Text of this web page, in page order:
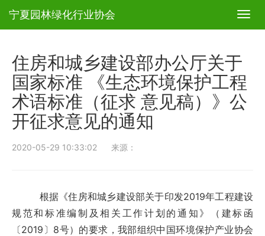
T
e
n
a
v
n
宁夏园林绿化行业协会
住房和城乡建设部办公厅关于
国家标准 《生态环境保护工程
术语标准（征求 意见稿）》公
开征求意见的通知
2020-05-29 10:33:02 来源：
根据《住房和城乡建设部关于印发2019年工程建设
规范和标准编制及相关工作计划的通知》（建标函
〔2019〕8号）的要求，我部组织中国环境保护产业协会